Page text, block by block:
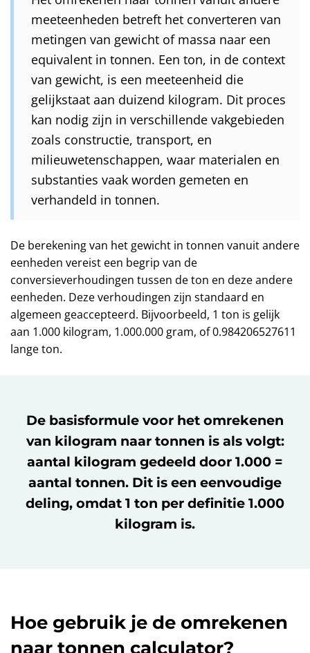
meeteenheden betreft het converteren van
metingen van gewicht of massa naar een
equivalent in tonnen. Een ton, in de context
van gewicht, is een meeteenheid die
gelijkstaat aan duizend kilogram. Dit proces
kan nodig zijn in verschillende vakgebieden
zoals constructie, transport, en
milieuwetenschappen, waar materialen en
substanties vaak worden gemeten en
verhandeld in tonnen.
De berekening van het gewicht in tonnen vanuit andere
eenheden vereist een begrip van de
conversieverhoudingen tussen de ton en deze andere
eenheden. Deze verhoudingen zijn standaard en
algemeen geaccepteerd. Bijvoorbeeld, 1 ton is gelijk
aan 1.000 kilogram, 1.000.000 gram, of 0.984206527611
lange ton.
De basisformule voor het omrekenen
van kilogram naar tonnen is als volgt:
aantal kilogram gedeeld door 1.000 =
aantal tonnen. Dit is een eenvoudige
deling, omdat 1 ton per definitie 1.000
kilogram is.
Hoe gebruik je de omrekenen
naar tonnen calculator?